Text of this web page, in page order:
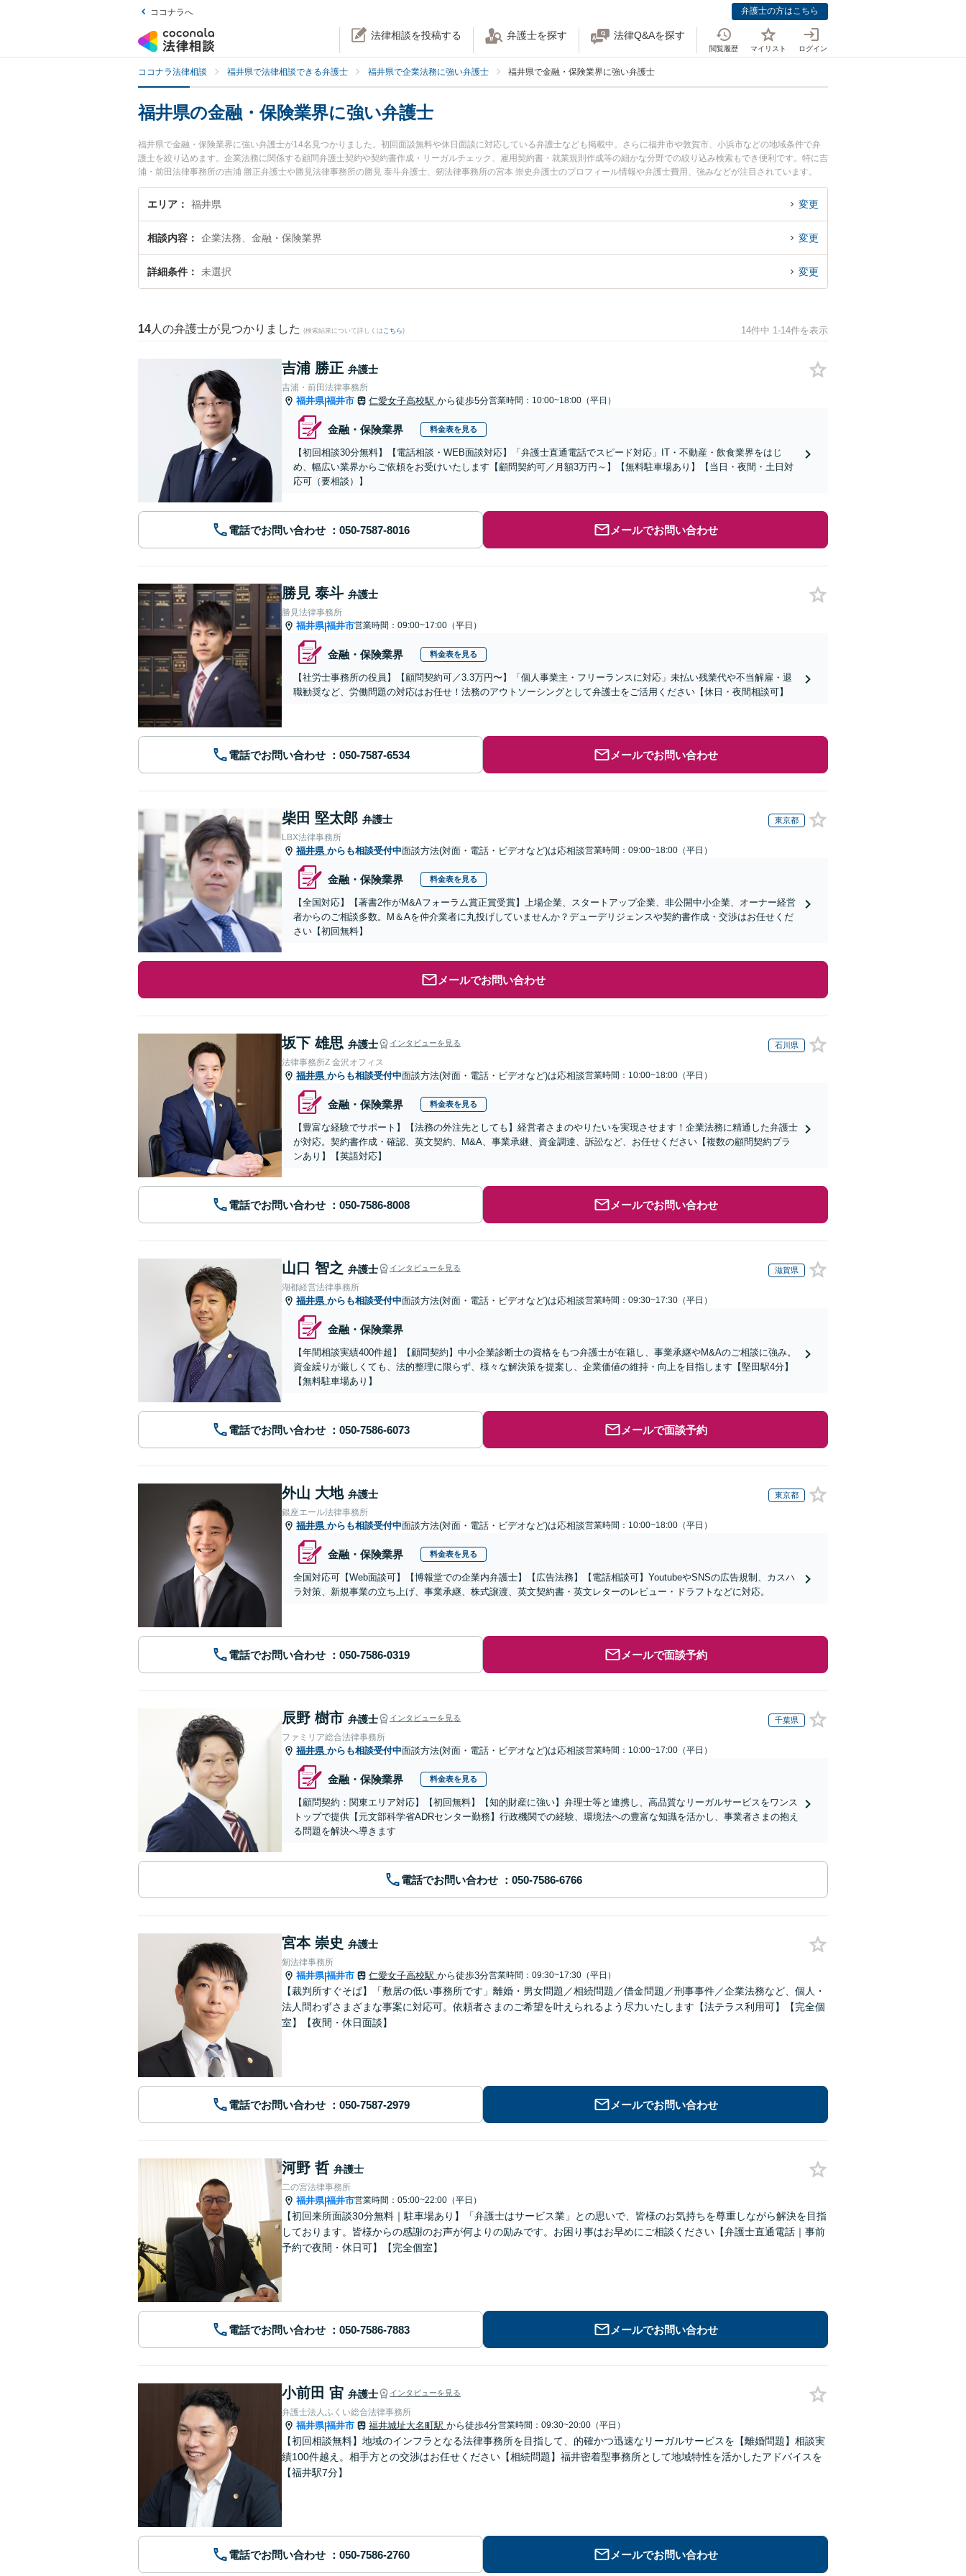
ココナラへ 弁護士の方はこちら
法律相談を投稿する 弁護士を探す 法律Q&Aを探す
閲覧履歴 マイリスト ログイン
ココナラ法律相談 福井県で法律相談できる弁護士 福井県で企業法務に強い弁護士 福井県で金融・保険業界に強い弁護士
福井県の金融・保険業界に強い弁護士
福井県で金融・保険業界に強い弁護士が14名見つかりました。初回面談無料や休日面談に対応している弁護士なども掲載中。さらに福井市や敦賀市、小浜市などの地域条件で弁
護士を絞り込めます。企業法務に関係する顧問弁護士契約や契約書作成・リーガルチェック、雇用契約書・就業規則作成等の細かな分野での絞り込み検索もでき便利です。特に吉
浦・前田法律事務所の吉浦 勝正弁護士や勝見法律事務所の勝見 泰斗弁護士、剱法律事務所の宮本 崇史弁護士のプロフィール情報や弁護士費用、強みなどが注目されています。
『福井県で土日や夜間に発生した金融・保険業界のトラブルを今すぐに弁護士に相談したい』『金融・保険業界のトラブル解決の実績豊富な近くの弁護士を検索したい』『初回相
談無料で金融・保険業界を法律相談できる福井県内の弁護士に相談予約したい』などでお困りの相談者さんにおすすめです。
エリア 福井県 変更
相談内容 企業法務、金融・保険業界 変更
詳細条件 未選択 変更
14 人の弁護士が見つかりました (検索結果について詳しくは こちら) 14件中 1-14件を表示
吉浦 勝正 弁護士
吉浦・前田法律事務所
福井県|福井市 仁愛女子高校駅 から徒歩5分営業時間：10:00~18:00（平日）
金融・保険業界 料金表を見る
【初回相談30分無料】【電話相談・WEB面談対応】「弁護士直通電話でスピード対応」IT・不動産・飲食業界をはじ
め、幅広い業界からご依頼をお受けいたします【顧問契約可／月額3万円～】【無料駐車場あり】【当日・夜間・土日対
応可（要相談）】
電話でお問い合わせ メールでお問い合わせ
勝見 泰斗 弁護士
勝見法律事務所
福井県|福井市営業時間：09:00~17:00（平日）
金融・保険業界 料金表を見る
【社労士事務所の役員】【顧問契約可／3.3万円〜】「個人事業主・フリーランスに対応」未払い残業代や不当解雇・退
職勧奨など、労働問題の対応はお任せ！法務のアウトソーシングとして弁護士をご活用ください【休日・夜間相談可】
電話でお問い合わせ メールでお問い合わせ
柴田 堅太郎 弁護士 東京都
LBX法律事務所
福井県 からも相談受付中面談方法(対面・電話・ビデオなど)は応相談営業時間：09:00~18:00（平日）
金融・保険業界 料金表を見る
【全国対応】【著書2作がM&Aフォーラム賞正賞受賞】上場企業、スタートアップ企業、非公開中小企業、オーナー経営
者からのご相談多数。M＆Aを仲介業者に丸投げしていませんか？デューデリジェンスや契約書作成・交渉はお任せくだ
さい【初回無料】
メールでお問い合わせ
坂下 雄思 弁護士 インタビューを見る 石川県
法律事務所Z 金沢オフィス
福井県 からも相談受付中面談方法(対面・電話・ビデオなど)は応相談営業時間：10:00~18:00（平日）
金融・保険業界 料金表を見る
【豊富な経験でサポート】【法務の外注先としても】経営者さまのやりたいを実現させます！企業法務に精通した弁護士
が対応。契約書作成・確認、英文契約、M&A、事業承継、資金調達、訴訟など、お任せください【複数の顧問契約プラ
ンあり】【英語対応】
電話でお問い合わせ メールでお問い合わせ
山口 智之 弁護士 インタビューを見る 滋賀県
湖都経営法律事務所
福井県 からも相談受付中面談方法(対面・電話・ビデオなど)は応相談営業時間：09:30~17:30（平日）
金融・保険業界
【年間相談実績400件超】【顧問契約】中小企業診断士の資格をもつ弁護士が在籍し、事業承継やM&Aのご相談に強み。
資金繰りが厳しくても、法的整理に限らず、様々な解決策を提案し、企業価値の維持・向上を目指します【堅田駅4分】
【無料駐車場あり】
電話でお問い合わせ メールで面談予約
外山 大地 弁護士 東京都
銀座エール法律事務所
福井県 からも相談受付中面談方法(対面・電話・ビデオなど)は応相談営業時間：10:00~18:00（平日）
金融・保険業界 料金表を見る
全国対応可【Web面談可】【博報堂での企業内弁護士】【広告法務】【電話相談可】YoutubeやSNSの広告規制、カスハ
ラ対策、新規事業の立ち上げ、事業承継、株式譲渡、英文契約書・英文レターのレビュー・ドラフトなどに対応。
電話でお問い合わせ メールで面談予約
辰野 樹市 弁護士 インタビューを見る 千葉県
ファミリア総合法律事務所
福井県 からも相談受付中面談方法(対面・電話・ビデオなど)は応相談営業時間：10:00~17:00（平日）
金融・保険業界 料金表を見る
【顧問契約：関東エリア対応】【初回無料】【知的財産に強い】弁理士等と連携し、高品質なリーガルサービスをワンス
トップで提供【元文部科学省ADRセンター勤務】行政機関での経験、環境法への豊富な知識を活かし、事業者さまの抱え
る問題を解決へ導きます
電話でお問い合わせ
宮本 崇史 弁護士
剱法律事務所
福井県|福井市 仁愛女子高校駅 から徒歩3分営業時間：09:30~17:30（平日）
【裁判所すぐそば】「敷居の低い事務所です」離婚・男女問題／相続問題／借金問題／刑事事件／企業法務など、個人・
法人問わずさまざまな事案に対応可。依頼者さまのご希望を叶えられるよう尽力いたします【法テラス利用可】【完全個
室】【夜間・休日面談】
電話でお問い合わせ メールでお問い合わせ
河野 哲 弁護士
二の宮法律事務所
福井県|福井市営業時間：05:00~22:00（平日）
【初回来所面談30分無料｜駐車場あり】「弁護士はサービス業」との思いで、皆様のお気持ちを尊重しながら解決を目指
しております。皆様からの感謝のお声が何よりの励みです。お困り事はお早めにご相談ください【弁護士直通電話｜事前
予約で夜間・休日可】【完全個室】
電話でお問い合わせ メールでお問い合わせ
小前田 宙 弁護士 インタビューを見る
弁護士法人ふくい総合法律事務所
福井県|福井市 福井城址大名町駅 から徒歩4分営業時間：09:30~20:00（平日）
【初回相談無料】地域のインフラとなる法律事務所を目指して、的確かつ迅速なリーガルサービスを【離婚問題】相談実
績100件越え。相手方との交渉はお任せください【相続問題】福井密着型事務所として地域特性を活かしたアドバイスを
【福井駅7分】
電話でお問い合わせ メールでお問い合わせ